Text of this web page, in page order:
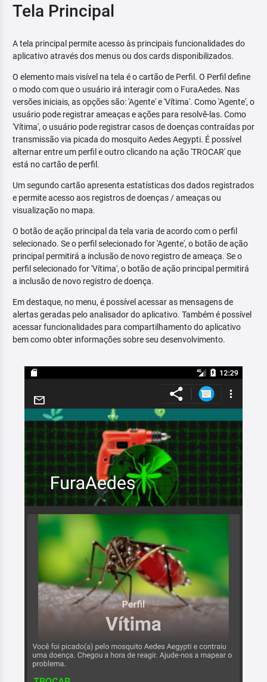
Tela Principal
A tela principal permite acesso às principais funcionalidades do
aplicativo através dos menus ou dos cards disponibilizados.
O elemento mais visível na tela é o cartão de Perfil. O Perfil define
o modo com que o usuário irá interagir com o FuraAedes. Nas
versões iniciais, as opções são: 'Agente' e 'Vítima'. Como 'Agente', o
usuário pode registrar ameaças e ações para resolvê-las. Como
'Vítima', o usuário pode registrar casos de doenças contraídas por
transmissão via picada do mosquito Aedes Aegypti. É possível
alternar entre um perfil e outro clicando na ação 'TROCAR' que
está no cartão de perfil.
Um segundo cartão apresenta estatísticas dos dados registrados
e permite acesso aos registros de doenças / ameaças ou
visualização no mapa.
O botão de ação principal da tela varia de acordo com o perfil
selecionado. Se o perfil selecionado for 'Agente', o botão de ação
principal permitirá a inclusão de novo registro de ameaça. Se o
perfil selecionado for 'Vítima', o botão de ação principal permitirá
a inclusão de novo registro de doença.
Em destaque, no menu, é possível acessar as mensagens de
alertas geradas pelo analisador do aplicativo. Também é possível
acessar funcionalidades para compartilhamento do aplicativo
bem como obter informações sobre seu desenvolvimento.